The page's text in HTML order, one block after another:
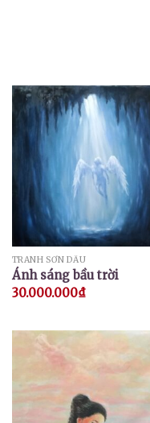
TRANH SƠN DẦU
Ánh sáng bầu trời
30.000.000₫